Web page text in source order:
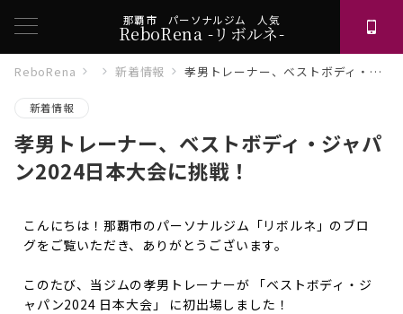
那覇市 パーソナルジム 人気
ReboRena -リボルネ-
ReboRena 新着情報 孝男トレーナー、ベストボディ・ジャパン2024日本大会に挑戦！
新着情報
孝男トレーナー、ベストボディ・ジャパ
ン2024日本大会に挑戦！
こんにちは！那覇市のパーソナルジム「リボルネ」のブロ
グをご覧いただき、ありがとうございます。
このたび、当ジムの孝男トレーナーが 「ベストボディ・ジ
ャパン2024 日本大会」 に初出場しました！